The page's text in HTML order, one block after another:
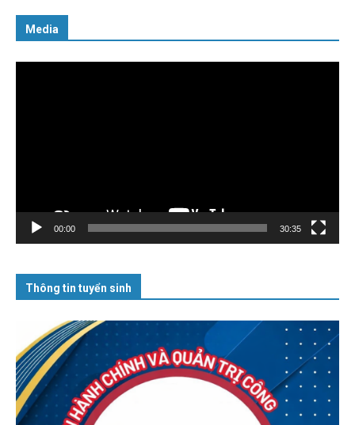
Media
00:00 30:35
Thông tin tuyển sinh